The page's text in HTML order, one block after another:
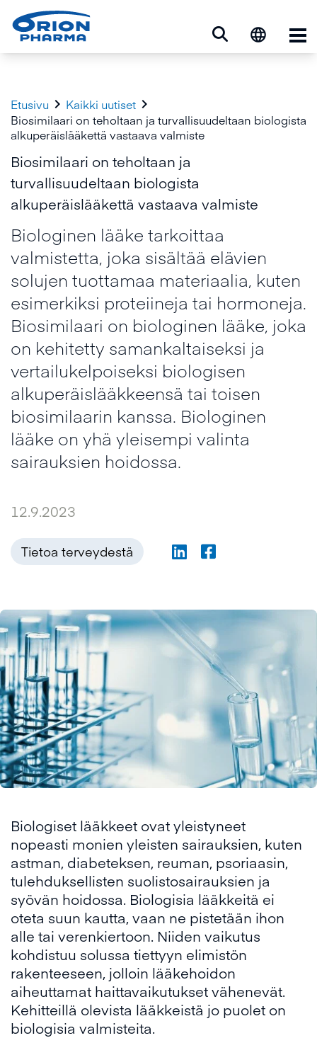
Etusivu  Kaikki uutiset 
Biosimilaari on teholtaan ja turvallisuudeltaan biologista
alkuperäislääkettä vastaava valmiste
Biosimilaari on teholtaan ja
turvallisuudeltaan biologista
alkuperäislääkettä vastaava valmiste
Biologinen lääke tarkoittaa
valmistetta, joka sisältää elävien
solujen tuottamaa materiaalia, kuten
esimerkiksi proteiineja tai hormoneja.
Biosimilaari on biologinen lääke, joka
on kehitetty samankaltaiseksi ja
vertailukelpoiseksi biologisen
alkuperäislääkkeensä tai toisen
biosimilaarin kanssa. Biologinen
lääke on yhä yleisempi valinta
sairauksien hoidossa.
12.9.2023
Tietoa terveydestä
Biologiset lääkkeet ovat yleistyneet
nopeasti monien yleisten sairauksien, kuten
astman, diabeteksen, reuman, psoriaasin,
tulehduksellisten suolistosairauksien ja
syövän hoidossa. Biologisia lääkkeitä ei
oteta suun kautta, vaan ne pistetään ihon
alle tai verenkiertoon. Niiden vaikutus
kohdistuu solussa tiettyyn elimistön
rakenteeseen, jolloin lääkehoidon
aiheuttamat haittavaikutukset vähenevät.
Kehitteillä olevista lääkkeistä jo puolet on
biologisia valmisteita.